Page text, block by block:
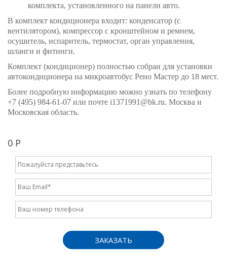
комплекта, установленного на панели авто.
В комплект кондиционера входит: конденсатор (с
вентилятором), компрессор с кронштейном и ремнем,
осушитель, испаритель, термостат, орган управления,
шланги и фитинги.
Комплект (кондиционер) полностью собран для установки
автокондиционера на микроавтобус Рено Мастер до 18 мест.
Более подробную информацию можно узнать по телефону
+7 (495) 984-61-07 или почте i1371991@bk.ru. Москва и
Московская область.
0 Р
ЗАКАЗАТЬ